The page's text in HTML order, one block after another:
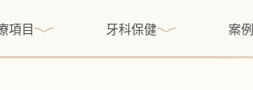
項目 牙科保健 案